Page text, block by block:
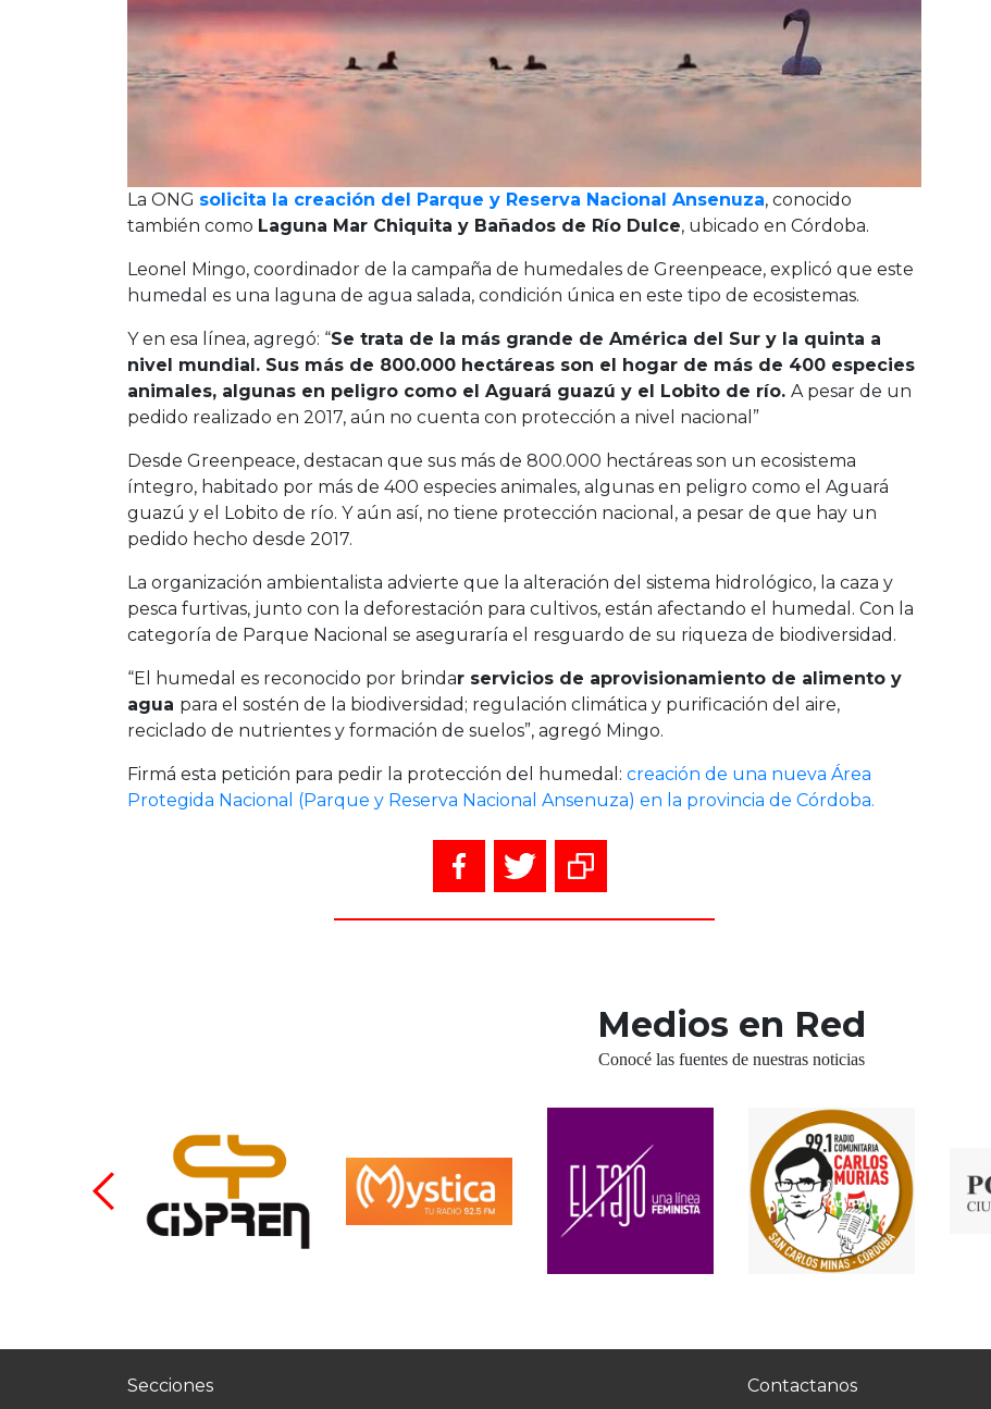
La ONG solicita la creación del Parque y Reserva Nacional Ansenuza, conocido
también como Laguna Mar Chiquita y Bañados de Río Dulce, ubicado en Córdoba.
Leonel Mingo, coordinador de la campaña de humedales de Greenpeace, explicó que este
humedal es una laguna de agua salada, condición única en este tipo de ecosistemas.
Y en esa línea, agregó: “Se trata de la más grande de América del Sur y la quinta a
nivel mundial. Sus más de 800.000 hectáreas son el hogar de más de 400 especies
animales, algunas en peligro como el Aguará guazú y el Lobito de río. A pesar de un
pedido realizado en 2017, aún no cuenta con protección a nivel nacional”
Desde Greenpeace, destacan que sus más de 800.000 hectáreas son un ecosistema
íntegro, habitado por más de 400 especies animales, algunas en peligro como el Aguará
guazú y el Lobito de río. Y aún así, no tiene protección nacional, a pesar de que hay un
pedido hecho desde 2017.
La organización ambientalista advierte que la alteración del sistema hidrológico, la caza y
pesca furtivas, junto con la deforestación para cultivos, están afectando el humedal. Con la
categoría de Parque Nacional se aseguraría el resguardo de su riqueza de biodiversidad.
“El humedal es reconocido por brindar servicios de aprovisionamiento de alimento y
agua para el sostén de la biodiversidad; regulación climática y purificación del aire,
reciclado de nutrientes y formación de suelos”, agregó Mingo.
Firmá esta petición para pedir la protección del humedal: creación de una nueva Área
Protegida Nacional (Parque y Reserva Nacional Ansenuza) en la provincia de Córdoba.
Medios en Red
Conocé las fuentes de nuestras noticias
Secciones Contactanos